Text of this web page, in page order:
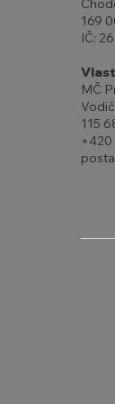
169
IČ:
MČ
115
+420